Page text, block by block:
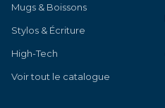
Mugs & Boissons
Stylos & Écriture
High-Tech
Voir tout le catalogue